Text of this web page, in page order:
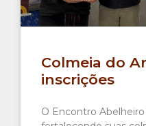
Colmeia do
inscrições
O Encontro